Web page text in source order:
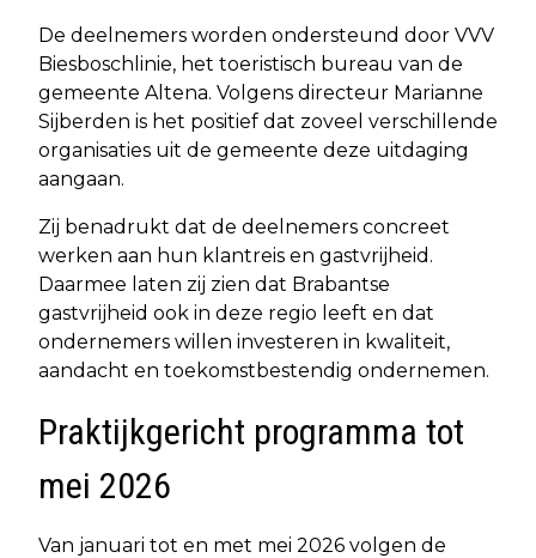
De deelnemers worden ondersteund door VVV
Biesboschlinie, het toeristisch bureau van de
gemeente Altena. Volgens directeur Marianne
Sijberden is het positief dat zoveel verschillende
organisaties uit de gemeente deze uitdaging
aangaan.
Zij benadrukt dat de deelnemers concreet
werken aan hun klantreis en gastvrijheid.
Daarmee laten zij zien dat Brabantse
gastvrijheid ook in deze regio leeft en dat
ondernemers willen investeren in kwaliteit,
aandacht en toekomstbestendig ondernemen.
Praktijkgericht programma tot
mei 2026
Van januari tot en met mei 2026 volgen de